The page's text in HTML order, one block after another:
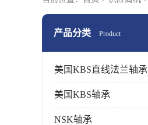
产品分类 Product
美国KBS直线法兰轴承
美国KBS轴承
NSK轴承